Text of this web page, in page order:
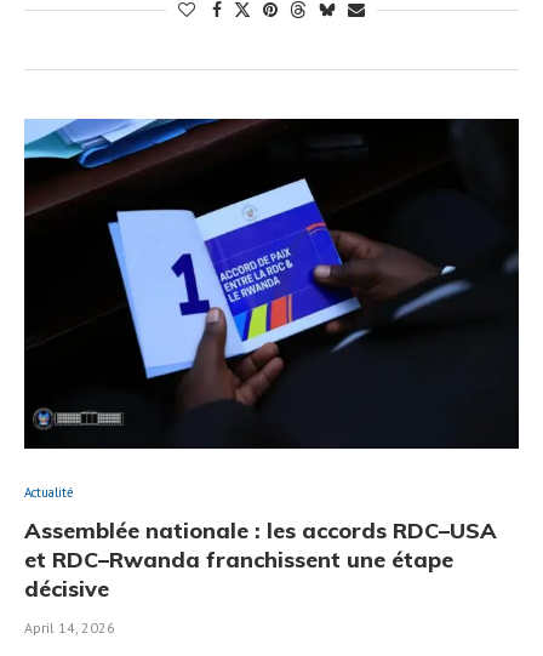
Actualité
Assemblée nationale : les accords RDC–USA
et RDC–Rwanda franchissent une étape
décisive
April 14, 2026